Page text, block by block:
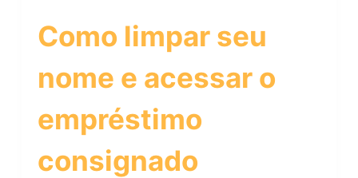
Como limpar seu
nome e acessar o
empréstimo
consignado